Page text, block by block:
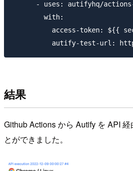
- uses: autifyhq/
        with:
access-token: ${{
結果
Github Actions から Autify を API
とができました。